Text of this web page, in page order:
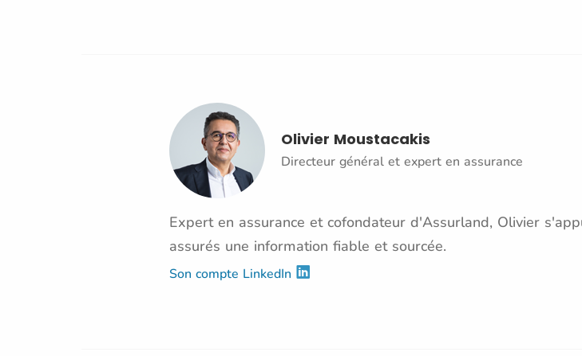
Olivier Moustacakis
Directeur général et expert en assurance
Expert en assurance et cofondateur d'Assurland, Olivier
assurés une information fiable et sourcée.
Son compte LinkedIn